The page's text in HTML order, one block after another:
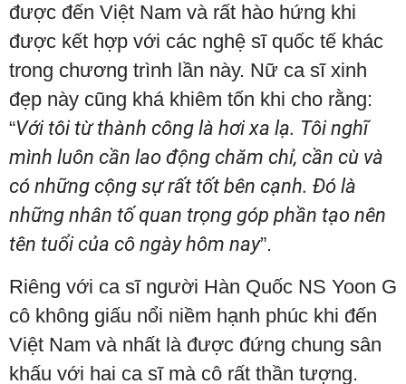
được đến Việt Nam và rất hào hứng khi
được kết hợp với các nghệ sĩ quốc tế khác
trong chương trình lần này. Nữ ca sĩ xinh
đẹp này cũng khá khiêm tốn khi cho rằng:
“Với tôi từ thành công là hơi xa lạ. Tôi nghĩ
mình luôn cần lao động chăm chỉ, cần cù và
có những cộng sự rất tốt bên cạnh. Đó là
những nhân tố quan trọng góp phần tạo nên
tên tuổi của cô ngày hôm nay”.
Riêng với ca sĩ người Hàn Quốc NS Yoon G
cô không giấu nổi niềm hạnh phúc khi đến
Việt Nam và nhất là được đứng chung sân
khấu với hai ca sĩ mà cô rất thần tượng.